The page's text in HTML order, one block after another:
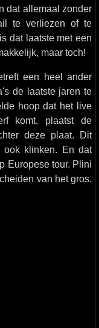
dat allemaal zonder
te verliezen of te
dat laatste met een
maar toch!
een heel ander
de laatste jaren te
hoop dat het live
komt, plaatst de
deze plaat. Dit
klinken. En dat
Europese tour. Plini
van het gros.